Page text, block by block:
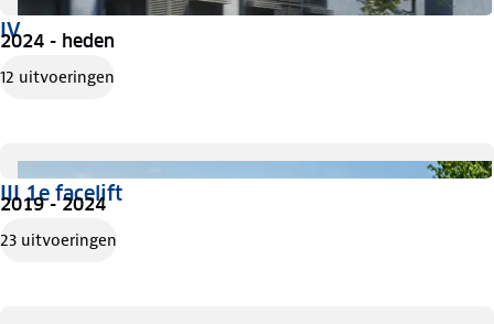
IV
2024 - heden
12 uitvoeringen
III 1e facelift
2019 - 2024
23 uitvoeringen